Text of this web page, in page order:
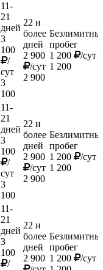
11-
21
дней
3
100
/
сут
3
100
22 и
более
дней
2 900
/сут
2 900
пробег
1 200
/сут
1 200
11-
21
дней
3
100
/
сут
3
100
22 и
более
дней
2 900
/сут
2 900
пробег
1 200
/сут
1 200
11-
21
дней
3
100
/
22 и
более
дней
2 900
пробег
1 200
/сут